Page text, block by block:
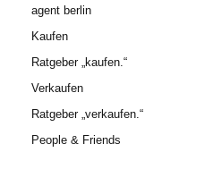
agent berlin
Kaufen
Ratgeber „kaufen.“
Verkaufen
Ratgeber „verkaufen.“
People & Friends